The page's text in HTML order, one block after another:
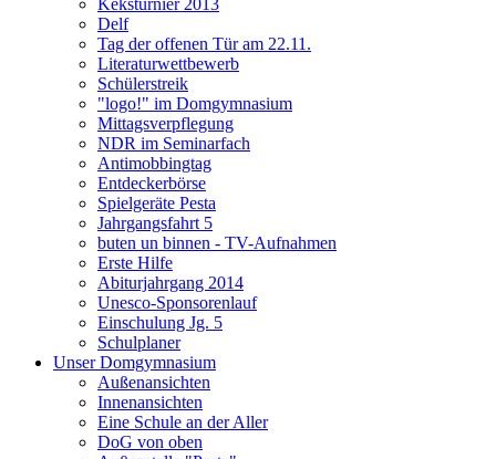
Keksturnier 2013
Delf
Tag der offenen Tür am 22.11.
Literaturwettbewerb
Schülerstreik
"logo!" im Domgymnasium
Mittagsverpflegung
NDR im Seminarfach
Antimobbingtag
Entdeckerbörse
Spielgeräte Pesta
Jahrgangsfahrt 5
buten un binnen - TV-Aufnahmen
Erste Hilfe
Abiturjahrgang 2014
Unesco-Sponsorenlauf
Einschulung Jg. 5
Schulplaner
Unser Domgymnasium
Außenansichten
Innenansichten
Eine Schule an der Aller
DoG von oben